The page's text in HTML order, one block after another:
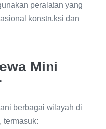
peralatan yang
konstruksi dan
Mini
berbagai wilayah di
termasuk: